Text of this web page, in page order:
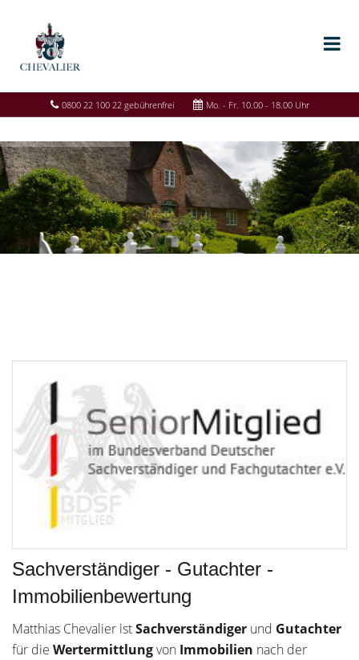
0800 22 100 22 gebührenfrei Mo. - Fr. 10.00 - 18.00 Uhr
Sachverständiger - Gutachter -
Immobilienbewertung
Matthias Chevalier istSachverständiger und Gutachter
für die Wertermittlungvon Immobilien nach der